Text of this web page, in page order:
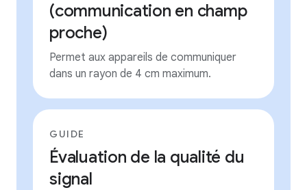
(communication en champ
proche)
Permet aux appareils de communiquer
dans un rayon de 4 cm maximum.
GUIDE
Évaluation de la qualité du
signal